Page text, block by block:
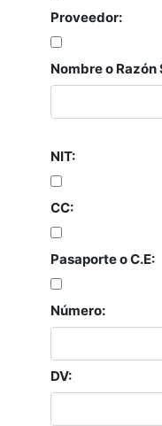
Proveedor:
Nombre o Razón
NIT:
CC:
Pasaporte o C.E:
Número:
DV: